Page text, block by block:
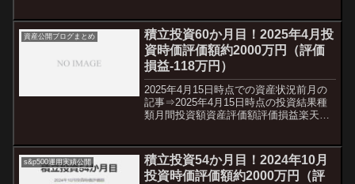
資産公開ブログまとめ
積立投資60か月目！2025年4月投
資時価評価額約2000万円（評価
損益-118万円）
2025年4月15日時点での資産状況前月の
記事⇒2025年4月15日時点の投資結果種
類月間投資額資産評価額評価損益楽天証
s&p500運用実績公開
積立投資54か月目！2024年10月
投資時価評価額約2000万円（評